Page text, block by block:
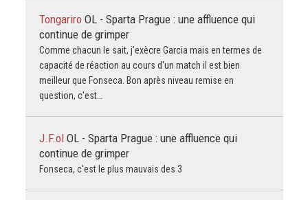
Tongariro OL - Sparta Prague : une affluence qui
continue de grimper
Comme chacun le sait, j'exècre Garcia mais en termes de
capacité de réaction au cours d'un match il est bien
meilleur que Fonseca. Bon après niveau remise en
question, c'est…
J.F.ol OL - Sparta Prague : une affluence qui
continue de grimper
Fonseca, c'est le plus mauvais des 3